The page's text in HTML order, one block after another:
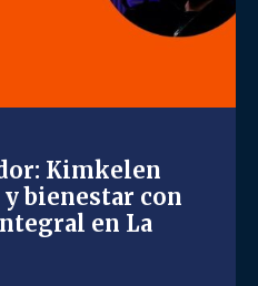
Kimkelen
bienestar con
en La